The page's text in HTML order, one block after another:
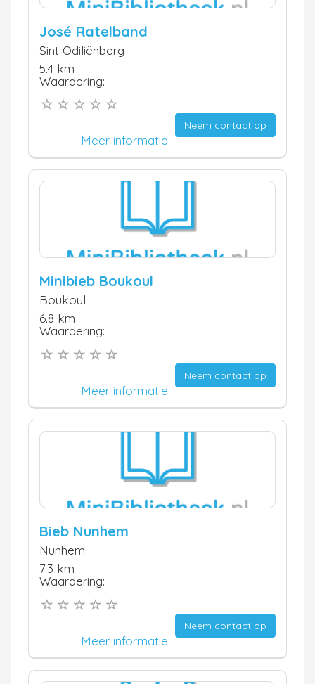
José Ratelband
Sint Odiliënberg
5.4 km
Waardering:
Neem contact op
Meer informatie
Minibieb Boukoul
Boukoul
6.8 km
Waardering:
Neem contact op
Meer informatie
Bieb Nunhem
Nunhem
7.3 km
Waardering:
Neem contact op
Meer informatie